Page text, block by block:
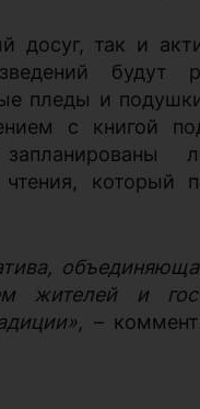
досуг, так и
будут
пледы и
с книгой
который
жителей и
, –